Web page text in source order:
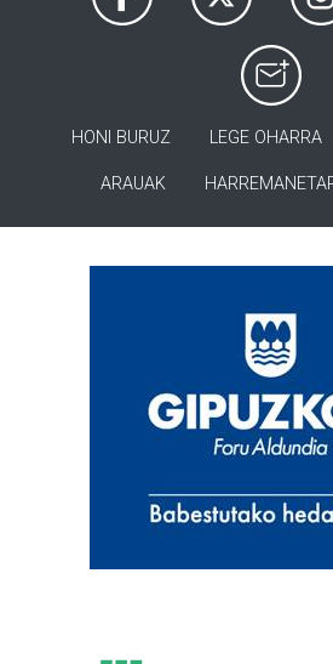
HONI BURUZ LEGE OHARRA
ARAUAK